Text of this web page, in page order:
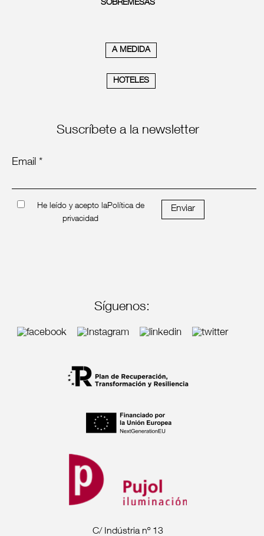
SOBREMESAS
A MEDIDA
HOTELES
Suscríbete a la newsletter
Email *
He leído y acepto laPolítica de
privacidad
Enviar
Síguenos:
C/ Indústria nº 13